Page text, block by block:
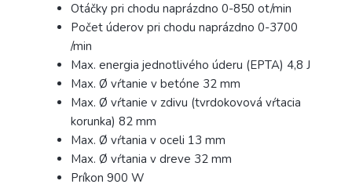
Otáčky pri chodu naprázdno 0-850 ot/min
Počet úderov pri chodu naprázdno 0-3700
/min
Max. energia jednotlivého úderu (EPTA) 4,8 J
Max. Ø vŕtanie v betóne 32 mm
Max. Ø vŕtanie v zdivu (tvrdokovová vŕtacia
korunka) 82 mm
Max. Ø vŕtania v oceli 13 mm
Max. Ø vŕtania v dreve 32 mm
Príkon 900 W